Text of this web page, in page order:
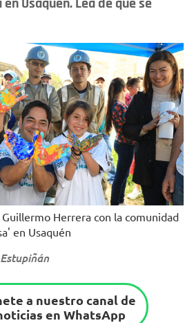
Herrera con la comunidad
en Usaquén
a nuestro canal de
en WhatsApp